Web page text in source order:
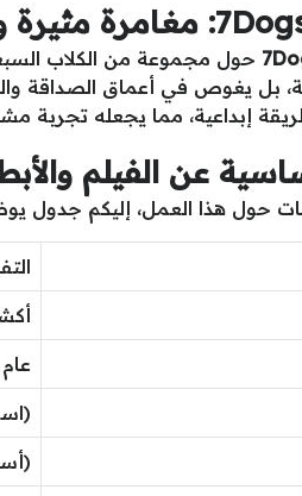
حول مجموعة من الكلاب
بل يغوص في أعماق الصداقة
إبداعية، مما يجعله تجربة
عن الفيلم
حول هذا العمل، إليكم جدول
عام 2024